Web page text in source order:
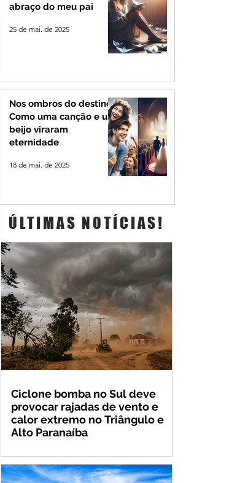
abraço do meu pai
25 de mai. de 2025
Nos ombros do destino:
Como uma canção e um
beijo viraram
eternidade
18 de mai. de 2025
ÚLTIMAS NOTÍCIAS!
Ciclone bomba no Sul deve
provocar rajadas de vento e
calor extremo no Triângulo e
Alto Paranaíba